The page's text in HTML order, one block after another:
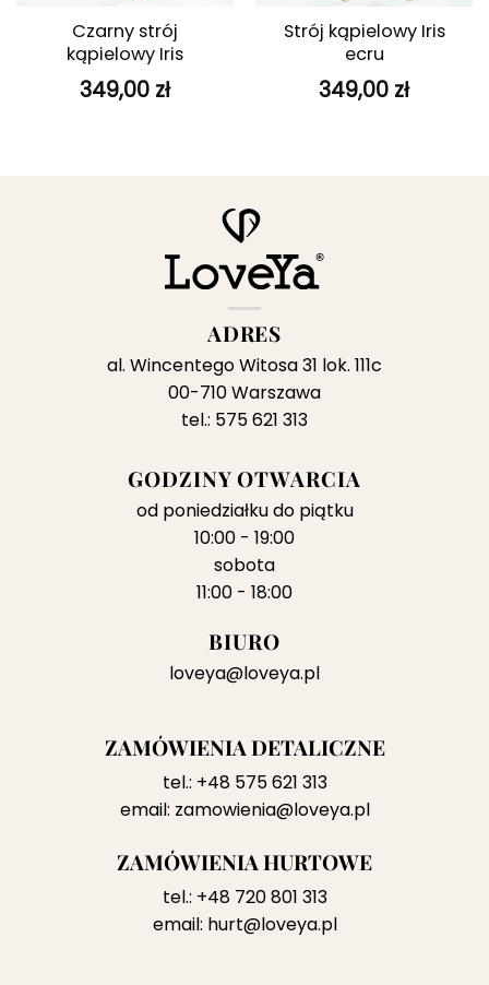
Czarny strój
kąpielowy Iris
349,00 zł
Strój kąpielowy Iris
ecru
349,00 zł
ADRES
al. Wincentego Witosa 31 lok. 111c
00-710 Warszawa
tel.: 575 621 313
GODZINY OTWARCIA
od poniedziałku do piątku
10:00 - 19:00
sobota
11:00 - 18:00
BIURO
loveya@loveya.pl
ZAMÓWIENIA DETALICZNE
tel.: +48 575 621 313
email: zamowienia@loveya.pl
ZAMÓWIENIA HURTOWE
tel.: +48 720 801 313
email: hurt@loveya.pl